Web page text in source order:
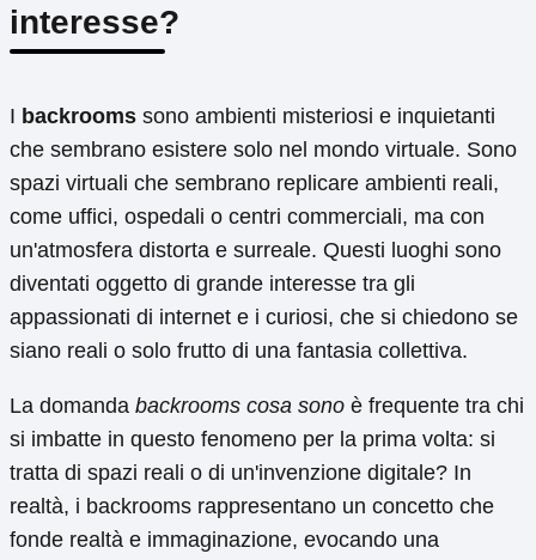
interesse?
I backrooms sono ambienti misteriosi e inquietanti
che sembrano esistere solo nel mondo virtuale. Sono
spazi virtuali che sembrano replicare ambienti reali,
come uffici, ospedali o centri commerciali, ma con
un'atmosfera distorta e surreale. Questi luoghi sono
diventati oggetto di grande interesse tra gli
appassionati di internet e i curiosi, che si chiedono se
siano reali o solo frutto di una fantasia collettiva.
La domanda backrooms cosa sono è frequente tra chi
si imbatte in questo fenomeno per la prima volta: si
tratta di spazi reali o di un'invenzione digitale? In
realtà, i backrooms rappresentano un concetto che
fonde realtà e immaginazione, evocando una